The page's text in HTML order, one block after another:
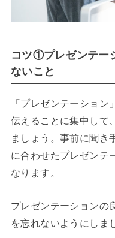
コツ①プレゼンテー
ないこと
「プレゼンテーショ
伝えることに集中して
ましょう。事前に聞き
に合わせたプレゼンテ
なります。
プレゼンテーションの
を忘れないようにしま